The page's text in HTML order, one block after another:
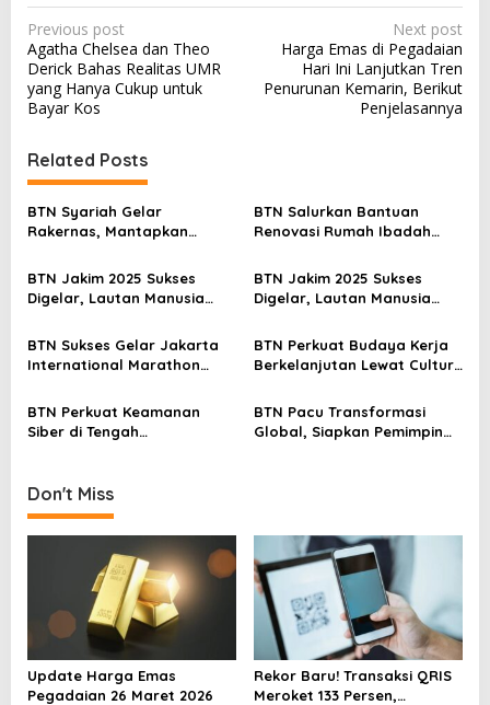
P
o
s
t
n
a
v
i
g
a
t
i
n
Previous post
Agatha Chelsea dan Theo
Derick Bahas Realitas UMR
yang Hanya Cukup untuk
Bayar Kos
Next post
Harga Emas di Pegadaian
Hari Ini Lanjutkan Tren
Penurunan Kemarin, Berikut
Penjelasannya
Related Posts
BTN Syariah Gelar
Rakernas, Mantapkan
Jadi Bank Umum Syariah
BTN Salurkan Bantuan
Renovasi Rumah Ibadah
BTN Jakim 2025 Sukses
Digelar, Lautan Manusia
Thamrin
BTN Jakim 2025 Sukses
Digelar, Lautan Manusia
Thamrin
BTN Sukses Gelar Jakarta
International Marathon
BTN Perkuat Budaya Kerja
Berkelanjutan Lewat Culture
BTN Perkuat Keamanan
Siber di Tengah
Teknologi
BTN Pacu Transformasi
Global, Siapkan Pemimpin
Don't Miss
Update Harga Emas
Pegadaian 26 Maret 2026
Rekor Baru! Transaksi QRIS
Meroket 133 Persen,